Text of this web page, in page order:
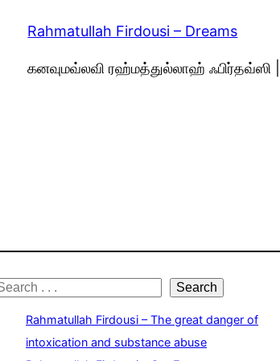
Rahmatullah Firdousi – Dreams
கனவுமவ்லவி ரஹ்மத்துல்லாஹ் ஃபிர்தவ்ஸி
Search
Rahmatullah Firdousi – The great danger of
intoxication and substance abuse